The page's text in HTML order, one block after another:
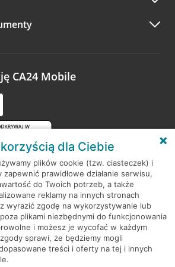
się z nami opinią o wizycie.
CA24 Mobile
dla Ciebie
plików cookie (tzw. ciasteczek) i
prawidłowe działanie serwisu,
do Twoich potrzeb, a także
reklamy na innych stronach
wyrazić zgodę na wykorzystywanie lub
plikami niezbędnymi do funkcjonowania
i możesz je wycofać w każdym
sprawi, że będziemy mogli
treści i oferty na tej i innych